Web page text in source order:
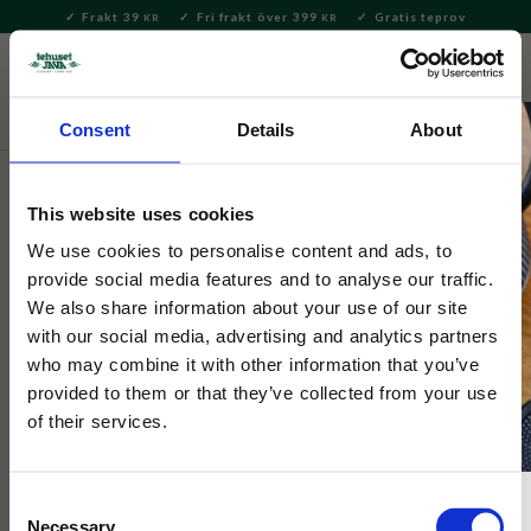
Consent Details About
This website uses cookies
We use cookies to personalise content and ads, to
provide social media features and to analyse our traffic.
We also share information about your use of our site
with our social media, advertising and analytics partners
who may combine it with other information that you’ve
provided to them or that they’ve collected from your use
of their services.
Necessary
Meny
Frakt 39 KR Fri frakt över 399 KR Gratis teprov
Varumärken Tehuset Java
Selected by Tehuset Java
Tupp/Höna Glans Vit 15cm
Dekorations höna, perfekt att pynta med i påsk, fina ställa på